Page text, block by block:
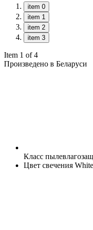
item 0
item 1
item 2
item 3
Item 1 of 4
Произведено в Беларуси
Класс
Цвет свечения